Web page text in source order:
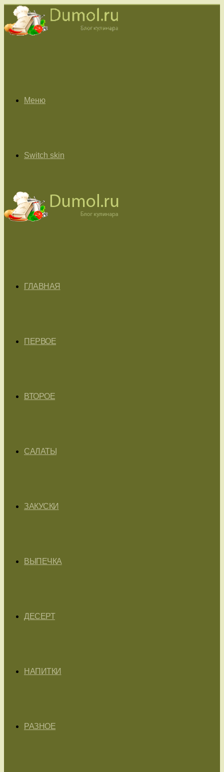
Меню
Switch skin
ГЛАВНАЯ
ПЕРВОЕ
ВТОРОЕ
САЛАТЫ
ЗАКУСКИ
ВЫПЕЧКА
ДЕСЕРТ
НАПИТКИ
РАЗНОЕ